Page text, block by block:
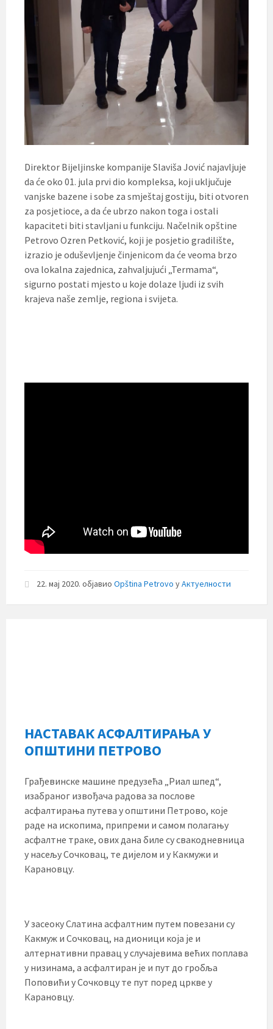
Direktor Bijeljinske kompanije Slaviša Jović najavljuje
da će oko 01. jula prvi dio kompleksa, koji uključuje
vanjske bazene i sobe za smještaj gostiju, biti otvoren
za posjetioce, a da će ubrzo nakon toga i ostali
kapaciteti biti stavljani u funkciju. Načelnik opštine
Petrovo Ozren Petković, koji je posjetio gradilište,
izrazio je oduševljenje činjenicom da će veoma brzo
ova lokalna zajednica, zahvaljujući „Termama“,
sigurno postati mjesto u koje dolaze ljudi iz svih
krajeva naše zemlje, regiona i svijeta.
22. мај 2020. објавио Opština Petrovo уАктуелности
НАСТАВАК АСФАЛТИРАЊА У
ОПШТИНИ ПЕТРОВО
Грађевинске машине предузећа „Риал шпед“,
изабраног извођача радова за послове
асфалтирања путева у општини Петрово, које
раде на ископима, припреми и самом полагању
асфалтне траке, ових дана биле су свакодневница
у насељу Сочковац, те дијелом и у Какмужи и
Карановцу.
У засеоку Слатина асфалтним путем повезани су
Какмуж и Сочковац, на дионици која је и
алтернативни правац у случајевима већих поплава
у низинама, а асфалтиран је и пут до гробља
Поповићи у Сочковцу те пут поред цркве у
Карановцу.